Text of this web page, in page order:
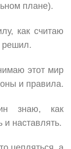
плане).
как считаю
решил.
этот мир
и правила.
знаю, как
и наставлять.